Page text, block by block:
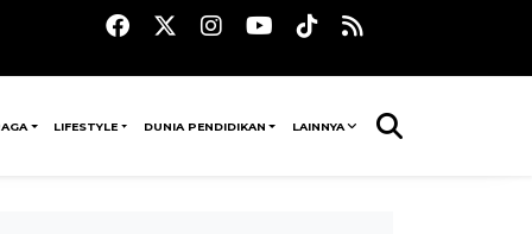
LIFESTYLE DUNIA PENDIDIKAN LAINNYA